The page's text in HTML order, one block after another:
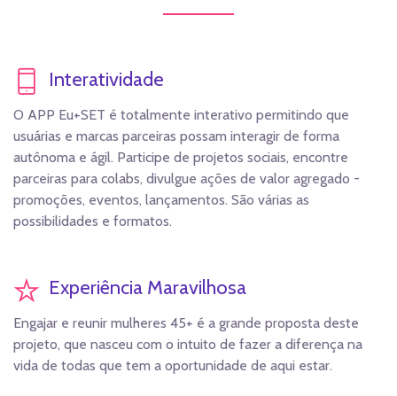
Interatividade
O APP Eu+SET é totalmente interativo permitindo que
usuárias e marcas parceiras possam interagir de forma
autônoma e ágil. Participe de projetos sociais, encontre
parceiras para colabs, divulgue ações de valor agregado -
promoções, eventos, lançamentos. São várias as
possibilidades e formatos.
Experiência Maravilhosa
Engajar e reunir mulheres 45+ é a grande proposta deste
projeto, que nasceu com o intuito de fazer a diferença na
vida de todas que tem a oportunidade de aqui estar.